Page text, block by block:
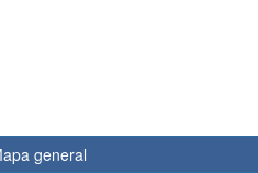
general